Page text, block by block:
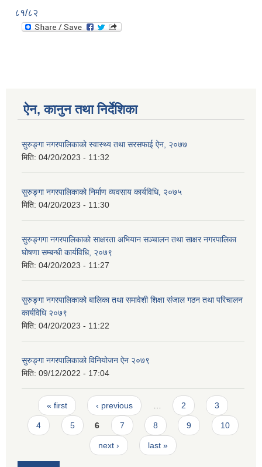
८१/८२
ऐन, कानुन तथा निर्देशिका
सुरुङ्गा नगरपालिकाको स्वास्थ्य तथा सरसफाई ऐन, २०७७
मिति: 04/20/2023 - 11:32
सुरुङ्गा नगरपालिकाको निर्माण व्यवसाय कार्यविधि, २०७५
मिति: 04/20/2023 - 11:30
सुरुङ्गगा नगरपालिकाको साक्षरता अभियान सञ्चालन तथा साक्षर नगरपालिका
घोषणा सम्बन्धी कार्यविधि, २०७९
मिति: 04/20/2023 - 11:27
सुरुङ्गा नगरपालिकाको बालिका तथा समावेशी शिक्षा संजाल गठन तथा परिचालन
कार्यविधि २०७९
मिति: 04/20/2023 - 11:22
सुरुङ्गा नगरपालिकाको विनियोजन ऐन २०७९
मिति: 09/12/2022 - 17:04
Pages
« first ‹ previous 2 3
4 5 6 7 8 9 10
next › last »